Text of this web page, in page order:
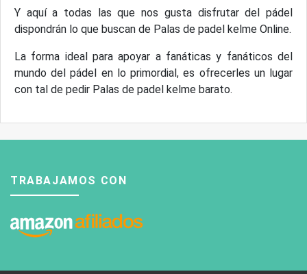
Y aquí a todas las que nos gusta disfrutar del pádel
dispondrán lo que buscan de Palas de padel kelme Online.
La forma ideal para apoyar a fanáticas y fanáticos del
mundo del pádel en lo primordial, es ofrecerles un lugar
con tal de pedir Palas de padel kelme barato.
TRABAJAMOS CON